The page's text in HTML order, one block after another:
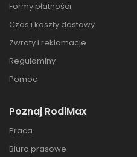
Formy płatności
Czas i koszty dostawy
Zwroty i reklamacje
Regulaminy
Pomoc
Poznaj RodiMax
Praca
Biuro prasowe